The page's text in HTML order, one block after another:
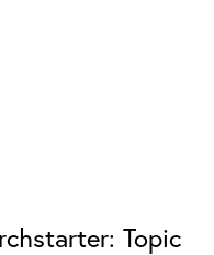
Topic